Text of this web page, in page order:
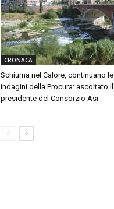
CRONACA
Schiuma nel Calore, continuano le
indagini della Procura: ascoltato il
presidente del Consorzio Asi